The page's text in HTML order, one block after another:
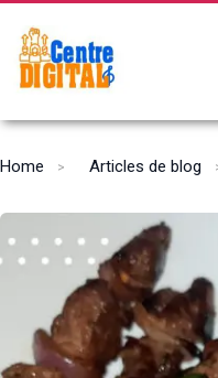
Home Articles de blog